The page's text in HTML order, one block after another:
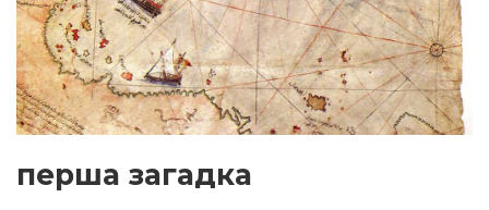
перша загадка